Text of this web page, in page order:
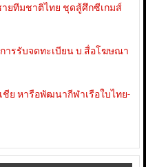
ยทีมชาติไทย ชุดสู้ศึกซีเกมส์
การรับจดทะเบียน บ.สื่อโฆษณา
ชีย หารือพัฒนากีฬาเรือใบไทย-